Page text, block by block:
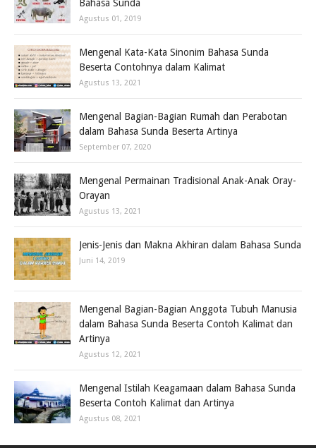
Bahasa Sunda
Agustus 01, 2019
Mengenal Kata-Kata Sinonim Bahasa Sunda
Beserta Contohnya dalam Kalimat
Agustus 13, 2021
Mengenal Bagian-Bagian Rumah dan Perabotan
dalam Bahasa Sunda Beserta Artinya
September 07, 2020
Mengenal Permainan Tradisional Anak-Anak Oray-
Orayan
Agustus 13, 2021
Jenis-Jenis dan Makna Akhiran dalam Bahasa Sunda
Juni 14, 2019
Mengenal Bagian-Bagian Anggota Tubuh Manusia
dalam Bahasa Sunda Beserta Contoh Kalimat dan
Artinya
Agustus 12, 2021
Mengenal Istilah Keagamaan dalam Bahasa Sunda
Beserta Contoh Kalimat dan Artinya
Agustus 08, 2021